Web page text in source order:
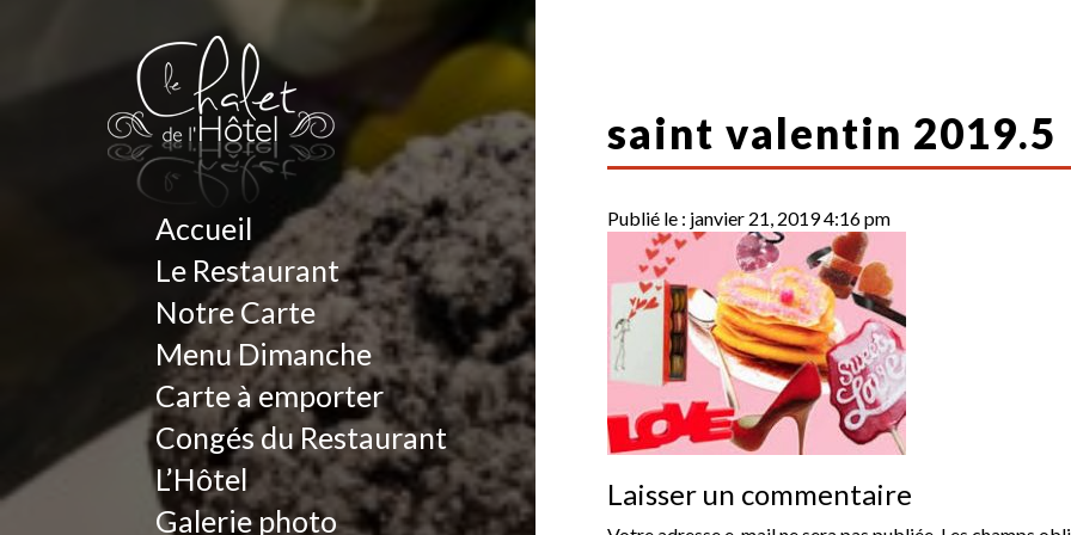
Accueil
Le Restaurant
Notre Carte
Menu Dimanche
Carte à emporter
Congés du Restaurant
L’Hôtel
Galerie photo
saint valentin 2019.5
Publié le : janvier 21, 2019 4:16 pm
Laisser un commentaire